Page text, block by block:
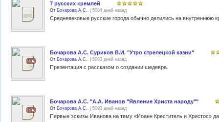
7 русских кремлей
От Бочарова А.С. | 5084 дней назад
Бочарова А.С. Суриков В.И. "Утро стрелецкой казни"
От Бочарова А.С. | 5093 дней назад
Презентация с рассказом о создании шедевра.
Бочарова А.С. "А.А. Иванов "Явление Христа народу""
От Бочарова А.С. | 5093 дней назад